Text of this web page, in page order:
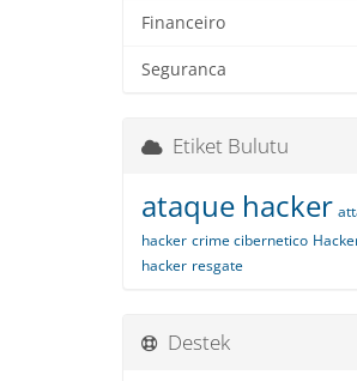
Financeiro
Seguranca
Etiket Bulutu
ataque hacker
hacker crime cibernetico
hacker resgate
Destek